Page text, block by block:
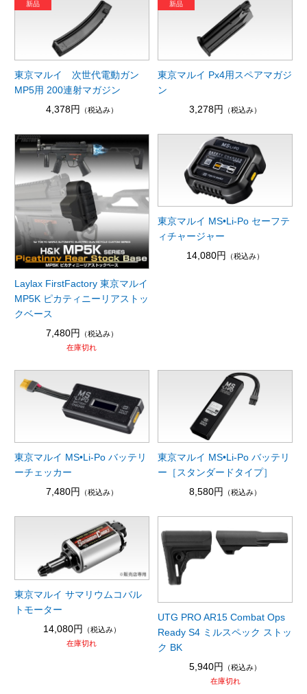
東京マルイ 次世代電動ガン
MP5用 200連射マガジン
4,378円
（税込み）
東京マルイ Px4用スペアマガジ
ン
3,278円
（税込み）
Laylax FirstFactory 東京マルイ
MP5K ピカティニーリアストッ
クベース
7,480円
（税込み）
在庫切れ
東京マルイ MS•Li-Po セーフテ
ィチャージャー
14,080円
（税込み）
東京マルイ MS•Li-Po バッテリ
ーチェッカー
7,480円
（税込み）
東京マルイ MS•Li-Po バッテリ
ー［スタンダードタイプ］
8,580円
（税込み）
東京マルイ サマリウムコバル
トモーター
14,080円
（税込み）
在庫切れ
UTG PRO AR15 Combat Ops
Ready S4 ミルスペック ストッ
ク BK
5,940円
（税込み）
在庫切れ